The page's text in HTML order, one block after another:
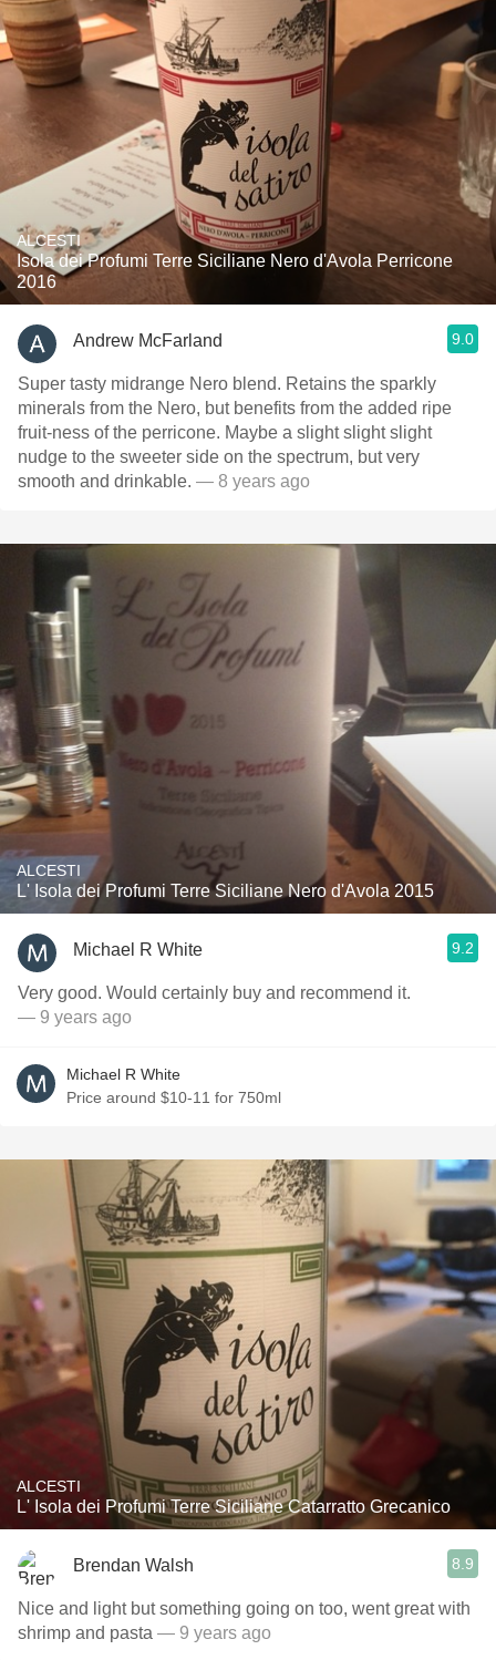
ALCESTI
Isola dei Profumi Terre Siciliane Nero d'Avola Perricone
2016
Andrew McFarland 9.0
Super tasty midrange Nero blend. Retains the sparkly
minerals from the Nero, but benefits from the added ripe
fruit-ness of the perricone. Maybe a slight slight slight
nudge to the sweeter side on the spectrum, but very
smooth and drinkable. — 8 years ago
ALCESTI
L' Isola dei Profumi Terre Siciliane Nero d'Avola 2015
Michael R White 9.2
Very good. Would certainly buy and recommend it.
— 9 years ago
Michael R White
Price around $10-11 for 750ml
ALCESTI
L' Isola dei Profumi Terre Siciliane Catarratto Grecanico
Brendan Walsh 8.9
Nice and light but something going on too, went great with
shrimp and pasta — 9 years ago